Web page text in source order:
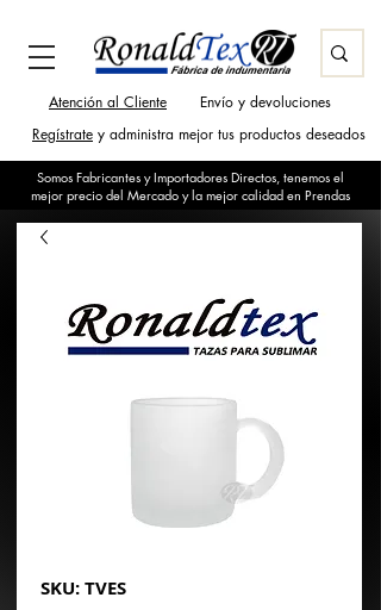
Regístrate y administra mejor tus productos deseados
Somos Fabricantes y Importadores Directos, tenemos el
mejor precio del Mercado y la mejor calidad en Prendas
Atención al Cliente Envío y devoluciones
SKU: TVES